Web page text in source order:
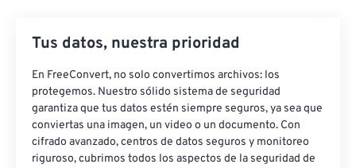
Tus datos, nuestra prioridad
En FreeConvert, no solo convertimos archivos: los
protegemos. Nuestro sólido sistema de seguridad
garantiza que tus datos estén siempre seguros, ya sea que
conviertas una imagen, un video o un documento. Con
cifrado avanzado, centros de datos seguros y monitoreo
riguroso, cubrimos todos los aspectos de la seguridad de